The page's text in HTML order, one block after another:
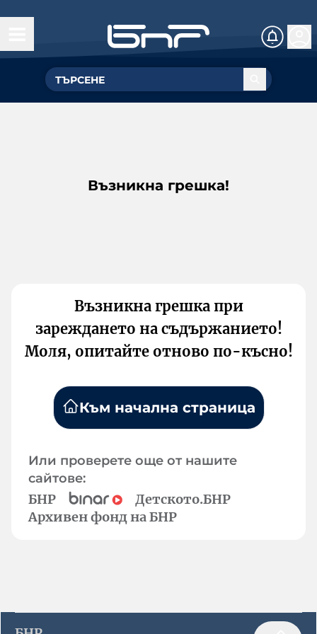
Възникна грешка!
Възникна грешка при
зареждането на съдържанието!
Моля, опитайте отново по-късно!
Към начална страница
Или проверете още от нашите
сайтове:
БНР
Детското.БНР
Архивен фонд на БНР